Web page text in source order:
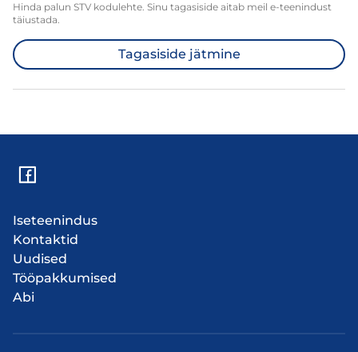
Hinda palun STV kodulehte. Sinu tagasiside aitab meil e-teenindust
täiustada.
Tagasiside jätmine
Iseteenindus
Kontaktid
Uudised
Tööpakkumised
Abi